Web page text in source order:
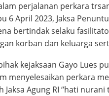
perjalanan perkara
6 April 2023, Jaksa
bertindak selaku
korban dan keluarga
kejaksaan Gayo Lues
menyelesaikan perkara
Jaksa Agung RI “hati